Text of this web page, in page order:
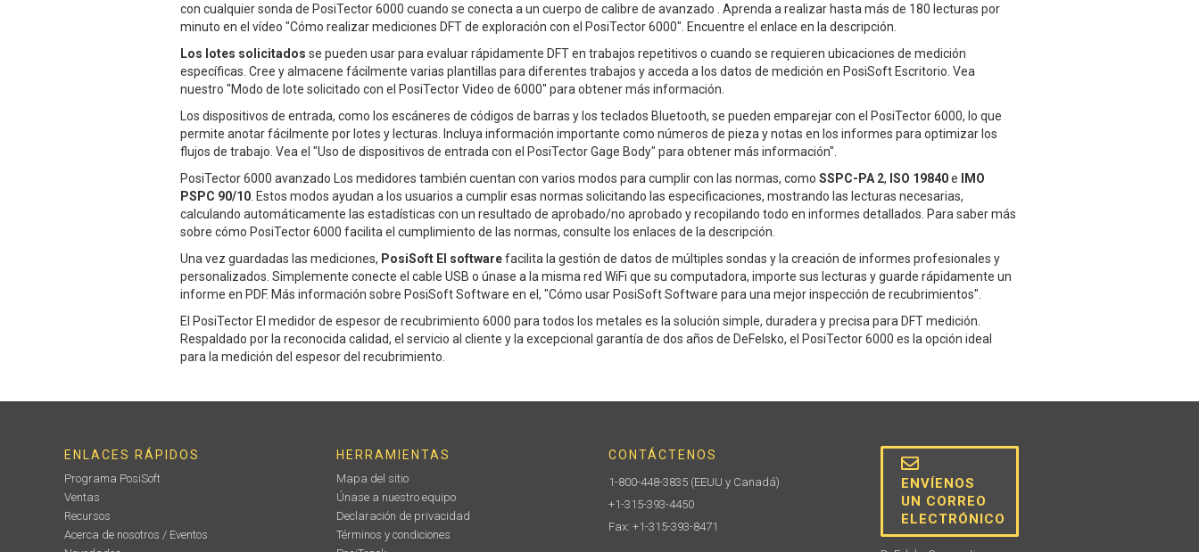
con cualquier sonda de PosiTector 6000 cuando se conecta a un cuerpo de calibre de avanzado . Aprenda a realizar hasta más de 180 lecturas por
minuto en el vídeo "Cómo realizar mediciones DFT de exploración con el PosiTector 6000". Encuentre el enlace en la descripción.
Los lotes solicitados se pueden usar para evaluar rápidamente DFT en trabajos repetitivos o cuando se requieren ubicaciones de medición
específicas. Cree y almacene fácilmente varias plantillas para diferentes trabajos y acceda a los datos de medición en PosiSoft Escritorio. Vea
nuestro "Modo de lote solicitado con el PosiTector Video de 6000" para obtener más información.
Los dispositivos de entrada, como los escáneres de códigos de barras y los teclados Bluetooth, se pueden emparejar con el PosiTector 6000, lo que
permite anotar fácilmente por lotes y lecturas. Incluya información importante como números de pieza y notas en los informes para optimizar los
flujos de trabajo. Vea el "Uso de dispositivos de entrada con el PosiTector Gage Body" para obtener más información".
PosiTector 6000 avanzado Los medidores también cuentan con varios modos para cumplir con las normas, como SSPC-PA 2, ISO 19840e
IMO
PSPC 90/10. Estos modos ayudan a los usuarios a cumplir esas normas solicitando las especificaciones, mostrando las lecturas necesarias,
calculando automáticamente las estadísticas con un resultado de aprobado/no aprobado y recopilando todo en informes detallados. Para saber más
sobre cómo PosiTector 6000 facilita el cumplimiento de las normas, consulte los enlaces de la descripción.
Una vez guardadas las mediciones, PosiSoft El softwarefacilita la gestión de datos de múltiples sondas y la creación de informes profesionales y
personalizados. Simplemente conecte el cable USB o únase a la misma red WiFi que su computadora, importe sus lecturas y guarde rápidamente un
informe en PDF. Más información sobre PosiSoft Software en el, "Cómo usar PosiSoft Software para una mejor inspección de recubrimientos".
El PosiTector El medidor de espesor de recubrimiento 6000 para todos los metales es la solución simple, duradera y precisa para DFT medición.
Respaldado por la reconocida calidad, el servicio al cliente y la excepcional garantía de dos años de DeFelsko, el PosiTector 6000 es la opción ideal
para la medición del espesor del recubrimiento.
ENLACES RÁPIDOS
Programa PosiSoft
Ventas
Recursos
Acerca de nosotros / Eventos
HERRAMIENTAS
Mapa del sitio
Únase a nuestro equipo
Declaración de privacidad
Términos y condiciones
CONTÁCTENOS
1-800-448-3835 (EEUU y Canadá)
+1-315-393-4450
Fax: +1-315-393-8471
ENVÍENOS
UN CORREO
ELECTRÓNICO